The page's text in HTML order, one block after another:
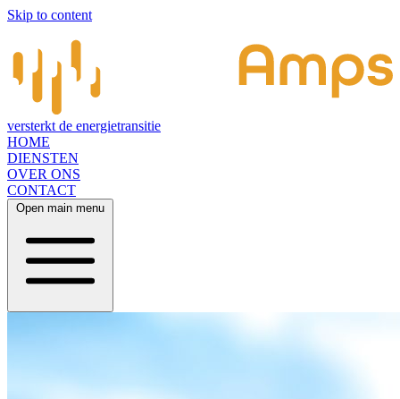
Skip to content
versterkt de energietransitie
HOME
DIENSTEN
OVER ONS
CONTACT
Open main menu